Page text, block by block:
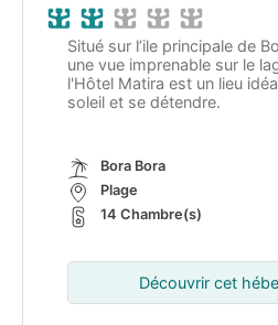
Situé sur l’ile principale de
une vue imprenable sur le
l'Hôtel Matira est un lieu
soleil et se détendre.
Bora Bora
Plage
14 Chambre(s)
Découvrir cet